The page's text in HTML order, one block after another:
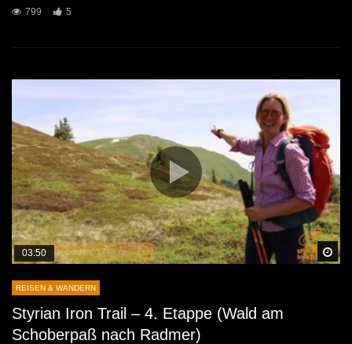
799 5
03:50
REISEN & WANDERN
Styrian Iron Trail – 4. Etappe (Wald am
Schoberpaß nach Radmer)